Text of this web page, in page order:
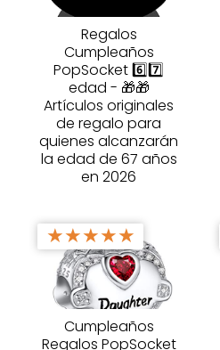
Regalos
Cumpleaños
PopSocket 6️⃣7️⃣
edad - 🎁🎁
Artículos originales
de regalo para
quienes alcanzarán
la edad de 67 años
en 2026
★★★★★
Cumpleaños
Regalos PopSocket